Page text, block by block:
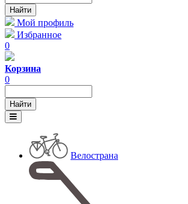
Мой профиль
Избранное
0
Корзина
0
Велострана